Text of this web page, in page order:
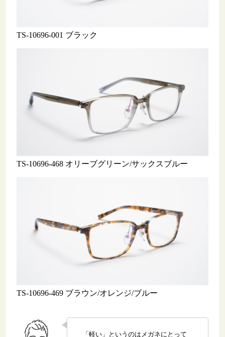
TS-10696-001 ブラック
TS-10696-468 オリーブグリーン/サックスブルー
TS-10696-469 ブラウン/オレンジ/ブルー
「軽い」というのはメガネにとって